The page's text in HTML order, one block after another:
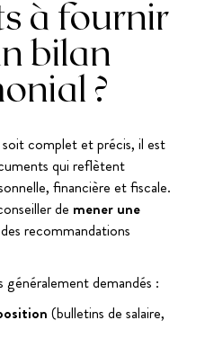
à fournir
bilan
?
soit complet et précis, il est
qui reflètent
financière et fiscale.
de mener une
recommandations
demandés :
(bulletins de salaire,